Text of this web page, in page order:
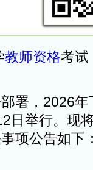
教师资格考试
署，2026
日举行。现
项公告如下